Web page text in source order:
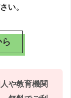
い。
や教育機関